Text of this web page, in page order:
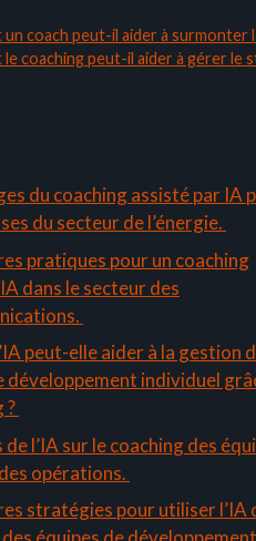
un coach peut-il aider à surmonter
le coaching peut-il aider à gérer le
du coaching assisté par IA
du secteur de l’énergie.
pratiques pour un coaching
dans le secteur des
peut-elle aider à la gestion
développement individuel
?
de l’IA sur le coaching des
opérations.
stratégies pour utiliser l’IA